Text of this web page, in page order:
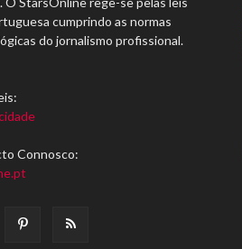
cumprindo as normas
do jornalismo profissional.
Connosco: